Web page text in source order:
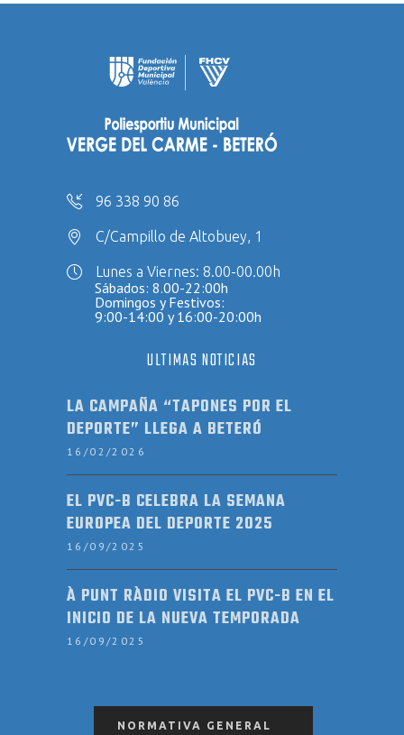
96 338 90 86
C/Campillo de Altobuey, 1
Lunes a Viernes: 8.00-00.00h
Sábados: 8.00-22:00h
Domingos y Festivos:
9:00-14:00 y 16:00-20:00h
ULTIMAS NOTICIAS
LA CAMPAÑA “TAPONES POR EL
DEPORTE” LLEGA A BETERÓ
16/02/2026
EL PVC-B CELEBRA LA SEMANA
EUROPEA DEL DEPORTE 2025
16/09/2025
À PUNT RÀDIO VISITA EL PVC-B EN EL
INICIO DE LA NUEVA TEMPORADA
16/09/2025
NORMATIVA GENERAL